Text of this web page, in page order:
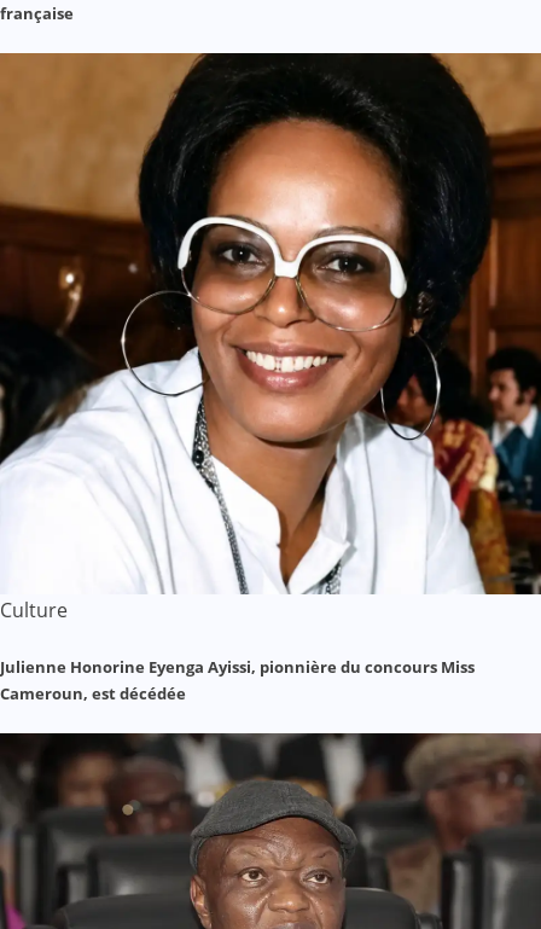
française
Culture
Julienne Honorine Eyenga Ayissi, pionnière du concours Miss
Cameroun, est décédée